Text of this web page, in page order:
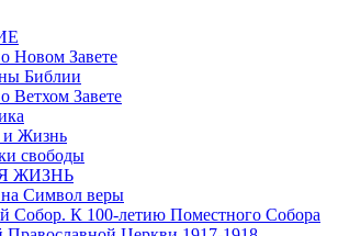
Новом Завете
Библии
Ветхом Завете
и Жизнь
свободы
ЖИЗНЬ
Символ веры
Собор. К 100-летию Поместного Собора